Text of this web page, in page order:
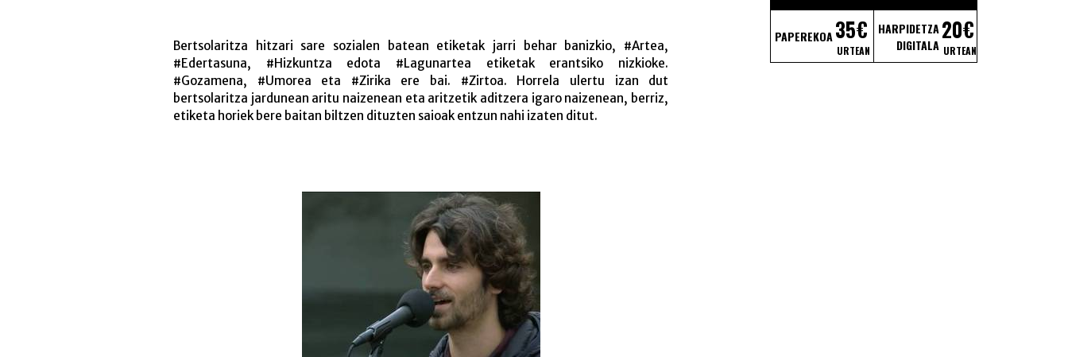
Bertsolaritza hitzari sare sozialen batean etiketak jarri behar banizkio, #Artea,
#Edertasuna, #Hizkuntza edota #Lagunartea etiketak erantsiko nizkioke.
#Gozamena, #Umorea eta #Zirika ere bai. #Zirtoa. Horrela ulertu izan dut
bertsolaritza jardunean aritu naizenean eta aritzetik aditzera igaro naizenean, berriz,
etiketa horiek bere baitan biltzen dituzten saioak entzun nahi izaten ditut.
PAPEREKOA35€
URTEAN
HARPIDETZA
DIGITALA
20€
URTEAN